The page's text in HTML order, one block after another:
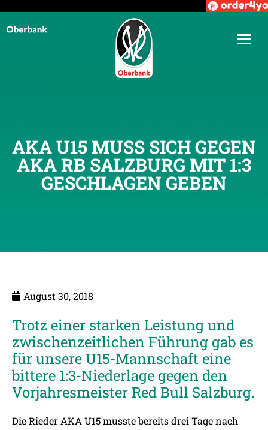
AKA U15 MUSS SICH GEGEN
AKA RB SALZBURG MIT 1:3
GESCHLAGEN GEBEN
August 30, 2018
Trotz einer starken Leistung und
zwischenzeitlichen Führung gab es
für unsere U15-Mannschaft eine
bittere 1:3-Niederlage gegen den
Vorjahresmeister Red Bull Salzburg.
Die Rieder AKA U15 musste bereits drei Tage nach